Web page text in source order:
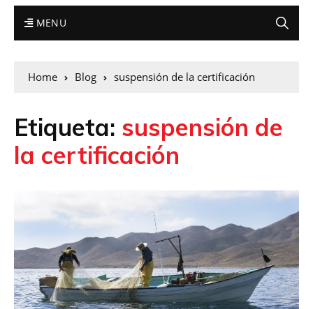
MENU
Home Blog suspensión de la certificación
Etiqueta: suspensión de
la certificación